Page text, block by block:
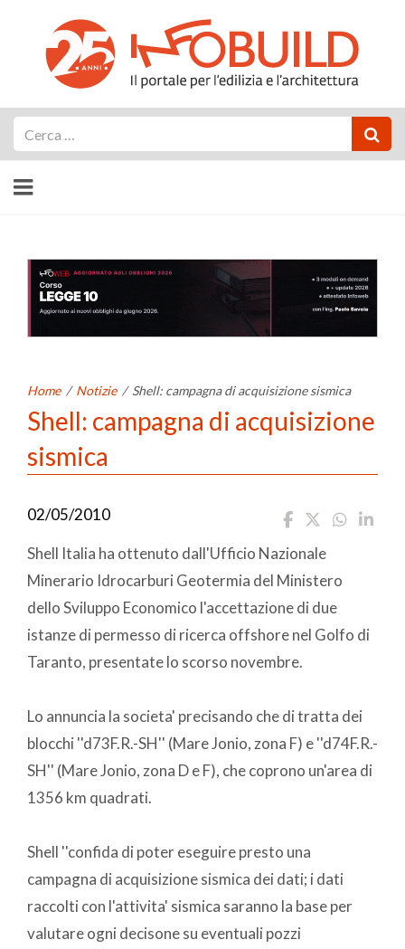
Home / Notizie / Shell: campagna di acquisizione sismica
Shell: campagna di acquisizione
sismica
02/05/2010
Shell Italia ha ottenuto dall'Ufficio Nazionale
Minerario Idrocarburi Geotermia del Ministero
dello Sviluppo Economico l'accettazione di due
istanze di permesso di ricerca offshore nel Golfo di
Taranto, presentate lo scorso novembre.
Lo annuncia la societa' precisando che di tratta dei
blocchi ''d73F.R.-SH'' (Mare Jonio, zona F) e ''d74F.R.-
SH'' (Mare Jonio, zona D e F), che coprono un'area di
1356 km quadrati.
Shell ''confida di poter eseguire presto una
campagna di acquisizione sismica dei dati; i dati
raccolti con l'attivita' sismica saranno la base per
valutare ogni decisone su eventuali pozzi